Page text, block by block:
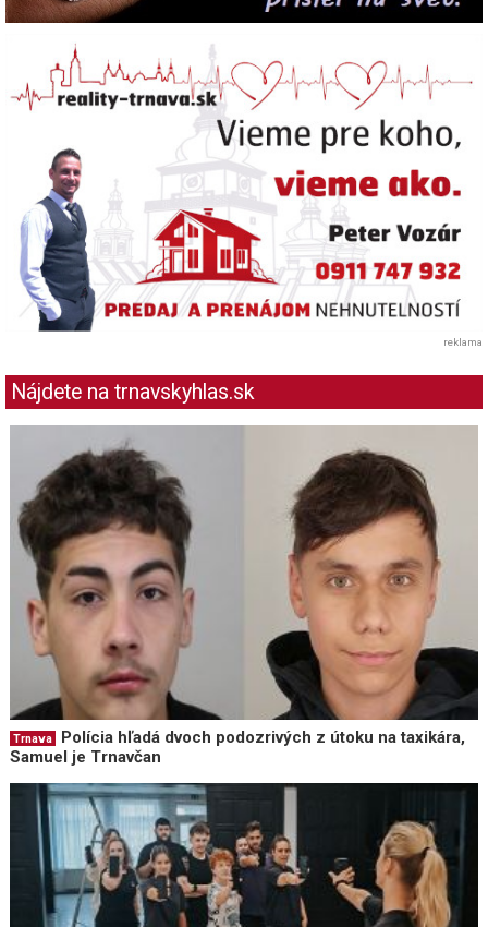
reklama
Nájdete na trnavskyhlas.sk
Trnava
Polícia hľadá dvoch podozrivých z útoku na taxikára,
Samuel je Trnavčan